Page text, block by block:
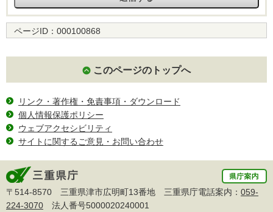
ページID： 000100868
このページのトップへ
リンク・著作権・免責事項・ダウンロード
個人情報保護ポリシー
ウェブアクセシビリティ
サイトに関するご意見・お問い合わせ
〒514-8570 三重県津市広明町13番地 三重県庁電話案内： 059-
224-3070 法人番号5000020240001